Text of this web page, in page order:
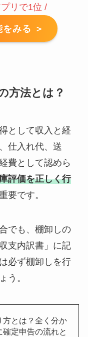
リで1位 /
みる ＞
方法とは？
として収入と経
仕入れ代、送
費として認めら
評価を正しく行
要です。
でも、棚卸しの
支内訳書」に記
必ず棚卸しを行
う。
方とは？全く分か
確定申告の流れと